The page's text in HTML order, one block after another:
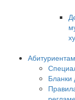
Абитуриентам
Бланки